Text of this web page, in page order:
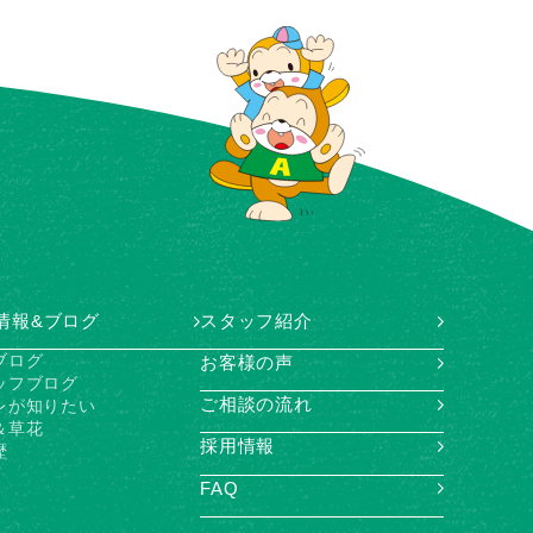
報&ブログ
ログ
フブログ
が知りたい
草花
スタッフ紹介
お客様の声
ご相談の流れ
採用情報
FAQ